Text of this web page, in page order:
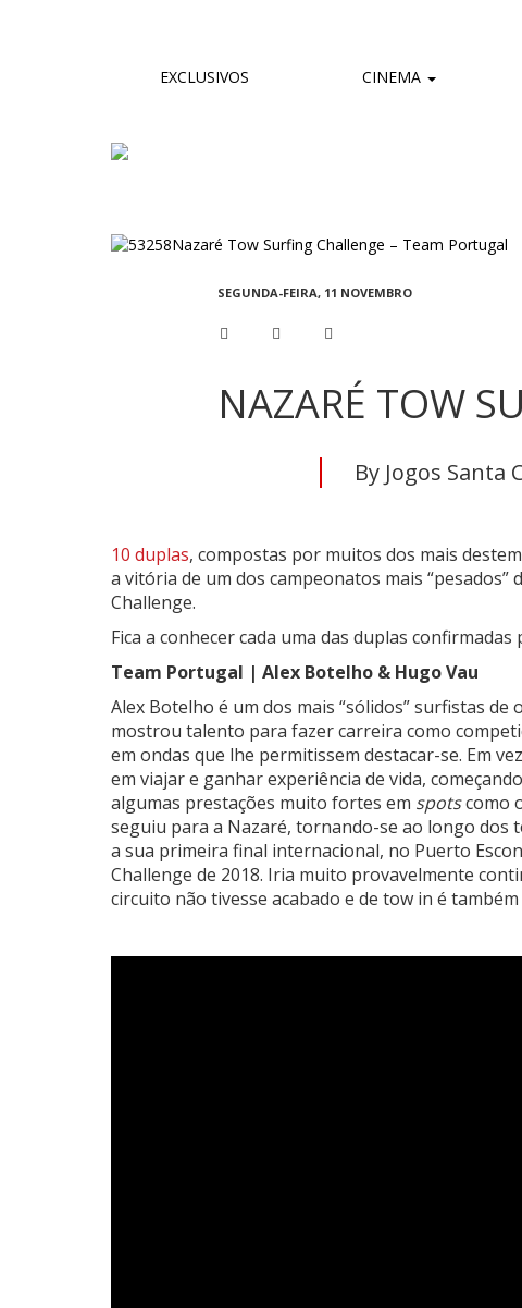
EXCLUSIVOS CINEMA
SEGUNDA-FEIRA, 11 NOVEMBRO
NAZARÉ TOW
By Jogos Santa
10 duplas, compostas por muitos dos mais
a vitória de um dos campeonatos mais
Challenge.
Fica a conhecer cada uma das duplas confirmadas
Team Portugal | Alex Botelho & Hugo Vau
Alex Botelho é um dos mais “sólidos” surfistas
mostrou talento para fazer carreira como
em ondas que lhe permitissem destacar-se. Em
em viajar e ganhar experiência de vida,
algumas prestações muito fortes em spotscomo
seguiu para a Nazaré, tornando-se ao longo dos
a sua primeira final internacional, no Puerto
Challenge de 2018. Iria muito provavelmente
circuito não tivesse acabado e de tow in é